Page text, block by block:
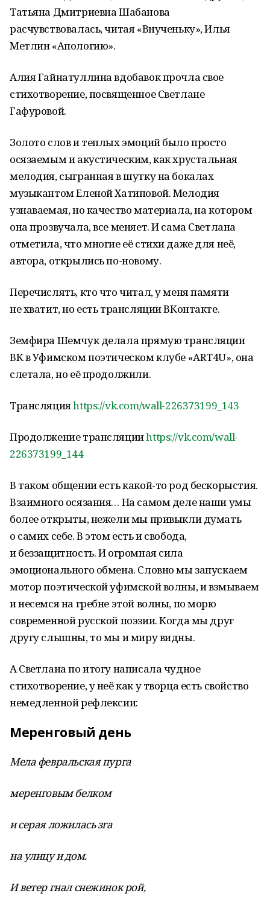
Татьяна Дмитриевна Шабанова
расчувствовалась, читая «Внученьку», Илья
Метлин «Апологию».
Алия Гайнатуллина вдобавок прочла свое
стихотворение, посвященное Светлане
Гафуровой.
Золото слов и теплых эмоций было просто
осязаемым и акустическим, как хрустальная
мелодия, сыгранная в шутку на бокалах
музыкантом Еленой Хатиповой. Мелодия
узнаваемая, но качество материала, на котором
она прозвучала, все меняет. И сама Светлана
отметила, что многие её стихи даже для неё,
автора, открылись по-новому.
Перечислять, кто что читал, у меня памяти
не хватит, но есть трансляции ВКонтакте.
Земфира Шемчук делала прямую трансляции
ВК в Уфимском поэтическом клубе «ART4U», она
слетала, но её продолжили.
Трансляцияhttps://vk.com/wall-226373199_143
Продолжение трансляцииhttps://vk.com/wall-
226373199_144
В таком общении есть какой-то род бескорыстия.
Взаимного осязания… На самом деле наши умы
более открыты, нежели мы привыкли думать
о самих себе. В этом есть и свобода,
и беззащитность. И огромная сила
эмоционального обмена. Словно мы запускаем
мотор поэтической уфимской волны, и взмываем
и несемся на гребне этой волны, по морю
современной русской поэзии. Когда мы друг
другу слышны, то мы и миру видны.
А Светлана по итогу написала чудное
стихотворение, у неё как у творца есть свойство
немедленной рефлексии:
Меренговый день
Мела февральская пурга
меренговым белком
и серая ложилась зга
на улицу и дом.
И ветер гнал снежинок рой,